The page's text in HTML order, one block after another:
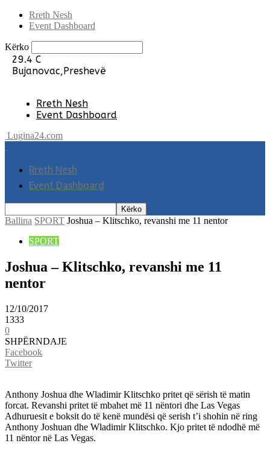
Rreth Nesh
Event Dashboard
Kërko
29.4 C
Bujanovac,Preshevë
Rreth Nesh
Event Dashboard
Lugina24.com
Rreth Nesh
Event Dashboard
Ballina SPORT Joshua – Klitschko, revanshi me 11 nentor
SPORT
Joshua – Klitschko, revanshi me 11
nentor
12/10/2017
1333
0
SHPËRNDAJE
Facebook
Twitter
Anthony Joshua dhe Wladimir Klitschko pritet që sërish të matin
forcat. Revanshi pritet të mbahet më 11 nëntori dhe Las Vegas
Adhuruesit e boksit do të kenë mundësi që serish t’i shohin në ring
Anthony Joshuan dhe Wladimir Klitschko. Kjo pritet të ndodhë më
11 nëntor në Las Vegas.